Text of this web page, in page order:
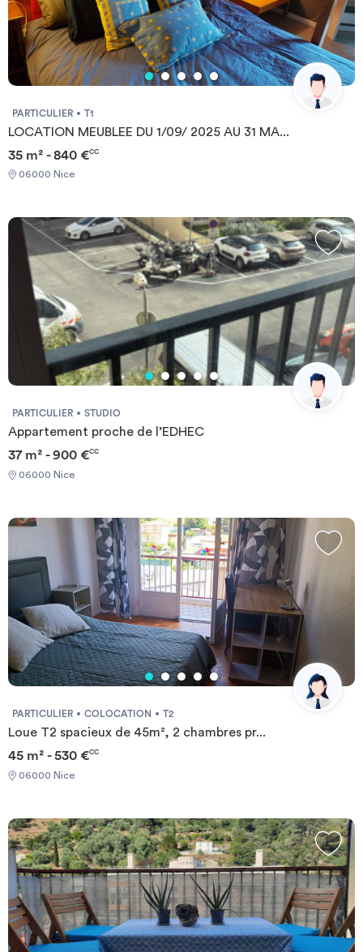
PARTICULIER T1
LOCATION MEUBLEE DU 1/09/ 2025 AU 31 MA...
35 m² - 840 €CC
06000 Nice
PARTICULIER STUDIO
Appartement proche de l’EDHEC
37 m² - 900 €CC
06000 Nice
PARTICULIER COLOCATION T2
Loue T2 spacieux de 45m², 2 chambres pr...
45 m² - 530 €CC
06000 Nice